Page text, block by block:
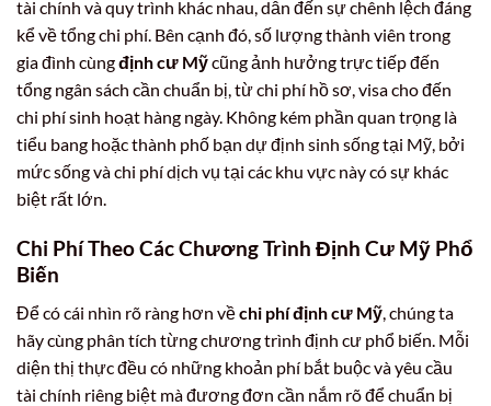
tài chính và quy trình khác nhau, dẫn đến sự chênh lệch đáng
kể về tổng chi phí. Bên cạnh đó, số lượng thành viên trong
gia đình cùngđịnh cư Mỹcũng ảnh hưởng trực tiếp đến
tổng ngân sách cần chuẩn bị, từ chi phí hồ sơ, visa cho đến
chi phí sinh hoạt hàng ngày. Không kém phần quan trọng là
tiểu bang hoặc thành phố bạn dự định sinh sống tại Mỹ, bởi
mức sống và chi phí dịch vụ tại các khu vực này có sự khác
biệt rất lớn.
Chi Phí Theo Các Chương Trình Định Cư Mỹ Phổ
Biến
Để có cái nhìn rõ ràng hơn vềchi phí định cư Mỹ , chúng ta
hãy cùng phân tích từng chương trình định cư phổ biến. Mỗi
diện thị thực đều có những khoản phí bắt buộc và yêu cầu
tài chính riêng biệt mà đương đơn cần nắm rõ để chuẩn bị